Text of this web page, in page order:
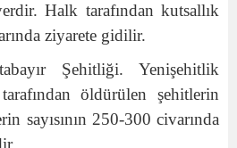
Halk tarafından kutsallık
ziyarete gidilir.
Şehitliği. Yenişehitlik
öldürülen şehitlerin
sayısının 250-300 civarında